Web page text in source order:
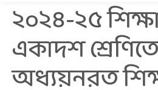
২০২৪-২৫
একাদশ
অধ্যয়নরত